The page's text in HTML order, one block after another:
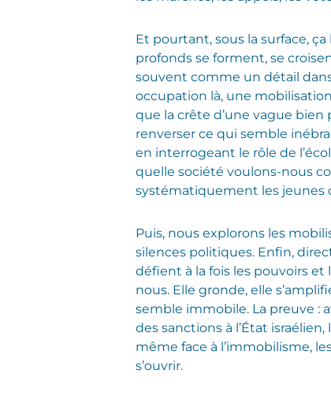
Et pourtant, sous la surface,
profonds se forment, se
souvent comme un détail
occupation là, une
que la crête d’une vague
renverser ce qui semble
en interrogeant le rôle de
quelle société voulons-nous
systématiquement les jeunes
Puis, nous explorons les
silences politiques. Enfin,
défient à la fois les pouvoirs et
nous. Elle gronde, elle
semble immobile. La preuve :
des sanctions à l’État
même face à l’immobilisme,
s’ouvrir.